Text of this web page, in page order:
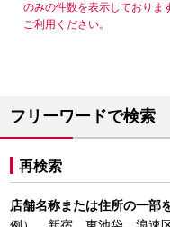
のみの件数を表示しておりま
ご利用ください。
フリーワードで検索
再検索
店舗名称または住所の一部